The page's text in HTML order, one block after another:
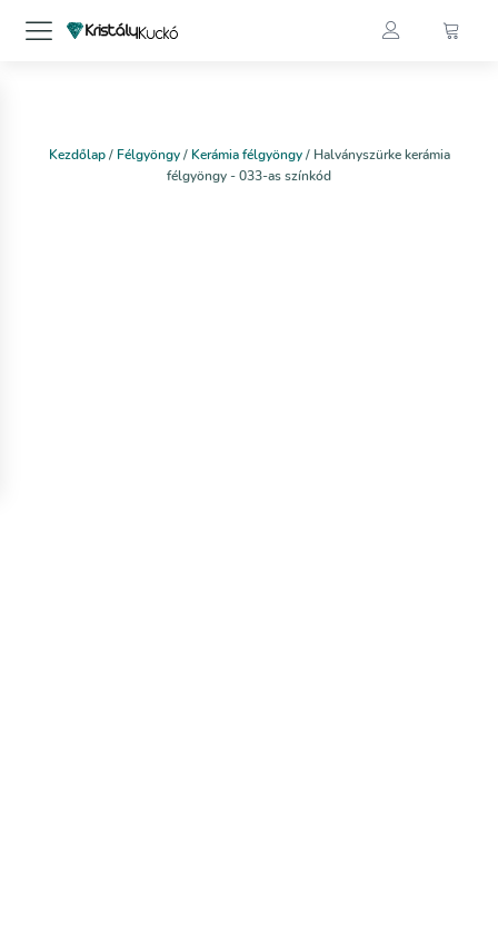
Kezdőlap/ Félgyöngy/ Kerámia félgyöngy/ Halványszürke kerámia
félgyöngy - 033-as színkód